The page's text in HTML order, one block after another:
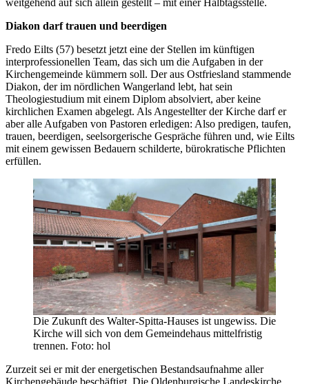
weitgehend auf sich allein gestellt – mit einer Halbtagsstelle.
Diakon darf trauen und beerdigen
Fredo Eilts (57) besetzt jetzt eine der Stellen im künftigen
interprofessionellen Team, das sich um die Aufgaben in der
Kirchengemeinde kümmern soll. Der aus Ostfriesland stammende
Diakon, der im nördlichen Wangerland lebt, hat sein
Theologiestudium mit einem Diplom absolviert, aber keine
kirchlichen Examen abgelegt. Als Angestellter der Kirche darf er
aber alle Aufgaben von Pastoren erledigen: Also predigen, taufen,
trauen, beerdigen, seelsorgerische Gespräche führen und, wie Eilts
mit einem gewissen Bedauern schilderte, bürokratische Pflichten
erfüllen.
Die Zukunft des Walter-Spitta-Hauses ist ungewiss. Die
Kirche will sich von dem Gemeindehaus mittelfristig
trennen. Foto: hol
Zurzeit sei er mit der energetischen Bestandsaufnahme aller